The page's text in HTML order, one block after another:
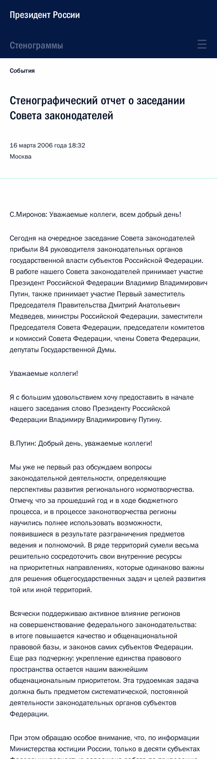
Президент России
Стенограммы
События
Стенографический отчет о заседании
Совета законодателей
16 марта 2006 года 18:32
Москва
С.Миронов: Уважаемые коллеги, всем добрый день!
Сегодня на очередное заседание Совета законодателей
прибыли 84 руководителя законодательных органов
государственной власти субъектов Российской Федерации.
В работе нашего Совета законодателей принимает участие
Президент Российской Федерации Владимир Владимирович
Путин, также принимает участие Первый заместитель
Председателя Правительства Дмитрий Анатольевич
Медведев, министры Российской Федерации, заместители
Председателя Совета Федерации, председатели комитетов
и комиссий Совета Федерации, члены Совета Федерации,
депутаты Государственной Думы.
Уважаемые коллеги!
Я с большим удовольствием хочу предоставить в начале
нашего заседания слово Президенту Российской
Федерации Владимиру Владимировичу Путину.
В.Путин: Добрый день, уважаемые коллеги!
Мы уже не первый раз обсуждаем вопросы
законодательной деятельности, определяющие
перспективы развития регионального нормотворчества.
Отмечу, что за прошедший год и в ходе бюджетного
процесса, и в процессе законотворчества регионы
научились полнее использовать возможности,
появившиеся в результате разграничения предметов
ведения и полномочий. В ряде территорий сумели весьма
решительно сосредоточить свои внутренние ресурсы
на приоритетных направлениях, которые одинаково важны
для решения общегосударственных задач и целей развития
той или иной территорий.
Всячески поддерживаю активное влияние регионов
на совершенствование федерального законодательства:
в итоге повышается качество и общенациональной
правовой базы, и законов самих субъектов Федерации.
Еще раз подчеркну: укрепление единства правового
пространства остается нашим важнейшим
общенациональным приоритетом. Эта трудоемкая задача
должна быть предметом систематической, постоянной
деятельности законодательных органов субъектов
Федерации.
При этом обращаю особое внимание, что, по информации
Министерства юстиции России, только в десяти субъектах